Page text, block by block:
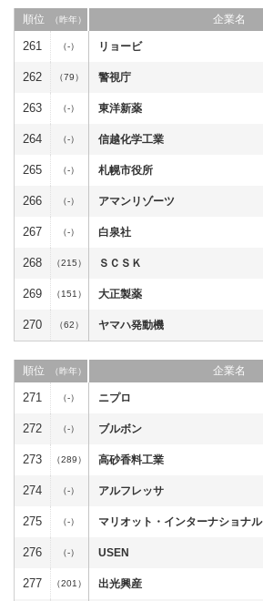
順位 （昨年） 企業名
261 （-） リョービ
262 （79） 警視庁
263 （-） 東洋新薬
264 （-） 信越化学工業
265 （-） 札幌市役所
266 （-） アマンリゾーツ
267 （-） 白泉社
268 （215） ＳＣＳＫ
269 （151） 大正製薬
270 （62） ヤマハ発動機
順位 （昨年） 企業名
271 （-） ニプロ
272 （-） ブルボン
273 （289） 高砂香料工業
274 （-） アルフレッサ
275 （-） マリオット・インターナショナル
276 （-） USEN
277 （201） 出光興産